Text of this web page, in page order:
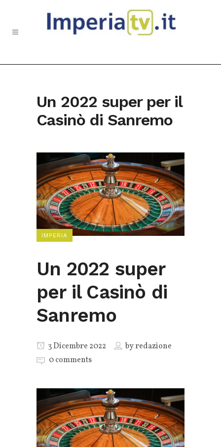
Un 2022 super per il
Casinò di Sanremo
IMPERIA
Un 2022 super
per il Casinò di
Sanremo
3 Dicembre 2022 byredazione
0 comments